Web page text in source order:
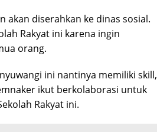
akan diserahkan ke dinas sosial.
Rakyat ini karena ingin
orang.
ini nantinya memiliki skill,
ikut berkolaborasi untuk
Rakyat ini.